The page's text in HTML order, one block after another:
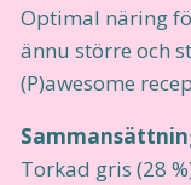
Optimal näring
ännu större och
(P)awesome
Torkad gris (28